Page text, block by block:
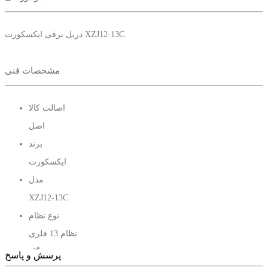
دریل برقی ایکسکورت XZJ12-13C
مشخصات فنی
اصالت کالا
اصل
برند
ایکسکورت
مدل
XZJ12-13C
نوع نظام
نظام 13 فلزی
نوع دستگاه
پرسش و پاسخ